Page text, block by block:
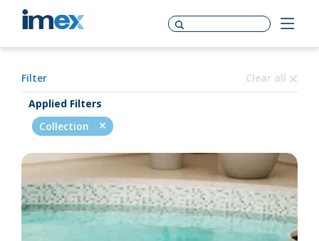
Filter
Clear all
Applied Filters
Collection